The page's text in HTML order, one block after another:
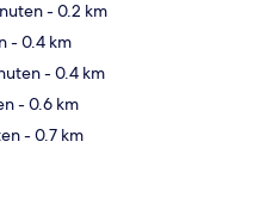
- 0.2 km
- 0.4 km
- 0.4 km
- 0.6 km
- 0.7 km